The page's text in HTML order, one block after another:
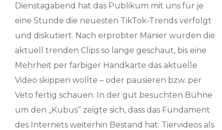
Dienstagabend hat das Publikum mit uns für je
eine Stunde die neuesten TikTok-Trends verfolgt
und diskutiert. Nach erprobter Manier wurden die
aktuell trenden Clips so lange geschaut, bis eine
Mehrheit per farbiger Handkarte das aktuelle
Video skippen wollte – oder pausieren bzw. per
Veto fertig schauen. In der gut besuchten Bühne
um den „Kubus“ zeigte sich, dass das Fundament
des Internets weiterhin Bestand hat: Tiervideos als